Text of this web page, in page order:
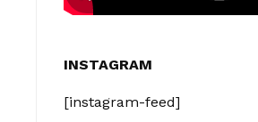
INSTAGRAM
[instagram-feed]